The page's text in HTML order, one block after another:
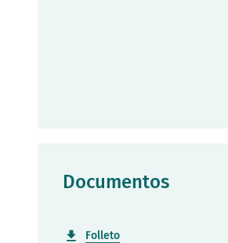
Documentos
Folleto